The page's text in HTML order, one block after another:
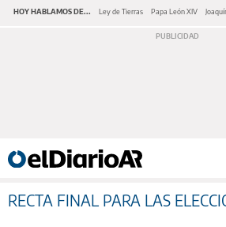
HOY HABLAMOS DE... Ley de Tierras Papa León XIV
RECTA FINAL PARA LAS